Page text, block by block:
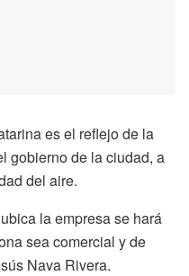
es el reflejo de la
gobierno de la ciudad, a
del aire.
la empresa se hará
sea comercial y de
Nava Rivera.